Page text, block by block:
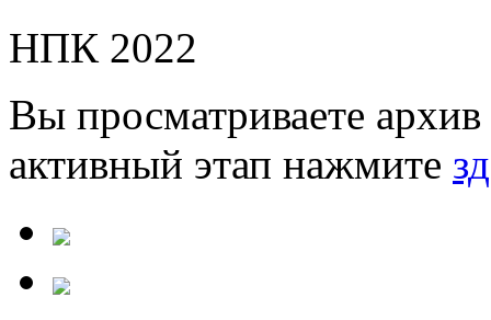
НПК 2022
Вы просматриваете
активный этап нажмите